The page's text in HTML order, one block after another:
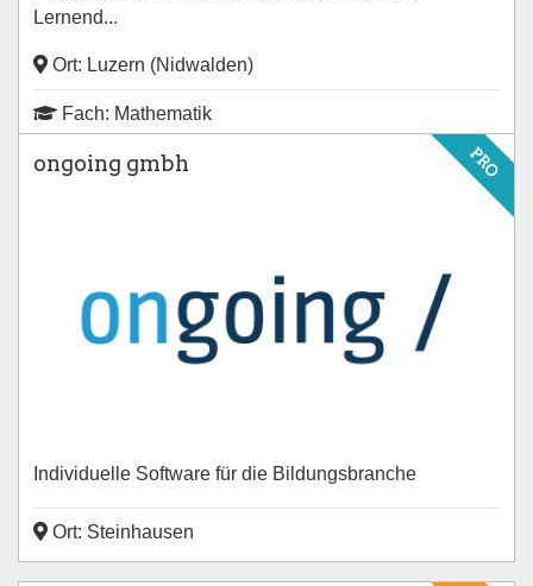
Lernend...
Ort: Luzern (Nidwalden)
Fach: Mathematik
PRO
ongoing gmbh
Individuelle Software für die Bildungsbranche
Ort: Steinhausen